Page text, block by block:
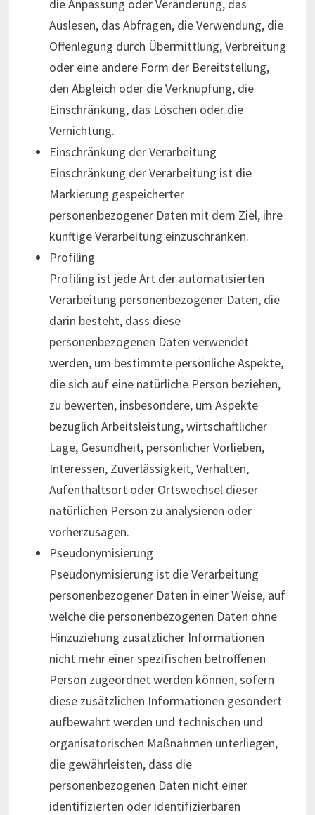
die Anpassung oder Veränderung, das
Auslesen, das Abfragen, die Verwendung, die
Offenlegung durch Übermittlung, Verbreitung
oder eine andere Form der Bereitstellung,
den Abgleich oder die Verknüpfung, die
Einschränkung, das Löschen oder die
Vernichtung.
Einschränkung der Verarbeitung
Einschränkung der Verarbeitung ist die
Markierung gespeicherter
personenbezogener Daten mit dem Ziel, ihre
künftige Verarbeitung einzuschränken.
Profiling
Profiling ist jede Art der automatisierten
Verarbeitung personenbezogener Daten, die
darin besteht, dass diese
personenbezogenen Daten verwendet
werden, um bestimmte persönliche Aspekte,
die sich auf eine natürliche Person beziehen,
zu bewerten, insbesondere, um Aspekte
bezüglich Arbeitsleistung, wirtschaftlicher
Lage, Gesundheit, persönlicher Vorlieben,
Interessen, Zuverlässigkeit, Verhalten,
Aufenthaltsort oder Ortswechsel dieser
natürlichen Person zu analysieren oder
vorherzusagen.
Pseudonymisierung
Pseudonymisierung ist die Verarbeitung
personenbezogener Daten in einer Weise, auf
welche die personenbezogenen Daten ohne
Hinzuziehung zusätzlicher Informationen
nicht mehr einer spezifischen betroffenen
Person zugeordnet werden können, sofern
diese zusätzlichen Informationen gesondert
aufbewahrt werden und technischen und
organisatorischen Maßnahmen unterliegen,
die gewährleisten, dass die
personenbezogenen Daten nicht einer
identifizierten oder identifizierbaren